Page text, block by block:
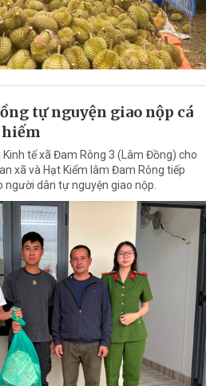
tự nguyện giao nộp cá
tế xã Đam Rông 3 (Lâm Đồng) cho
xã và Hạt Kiểm lâm Đam Rông tiếp
dân tự nguyện giao nộp.